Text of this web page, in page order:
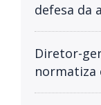
defesa da
Diretor-
normatiza